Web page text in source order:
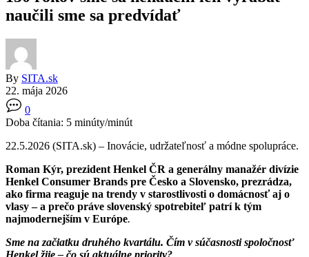
naučili sme sa predvídať
By SITA.sk
22. mája 2026
0
Doba čítania: 5 minúty/minút
22.5.2026 (SITA.sk) – Inovácie, udržateľnosť a módne spolupráce.
Roman Kýr, prezident Henkel ČR a generálny manažér divízie
Henkel Consumer Brands pre Česko a Slovensko, prezrádza,
ako firma reaguje na trendy v starostlivosti o domácnosť aj o
vlasy – a prečo práve slovenský spotrebiteľ patrí k tým
najmodernejším v Európe.
Sme na začiatku druhého kvartálu. Čím v súčasnosti spoločnosť
Henkel žije – čo sú aktuálne priority?